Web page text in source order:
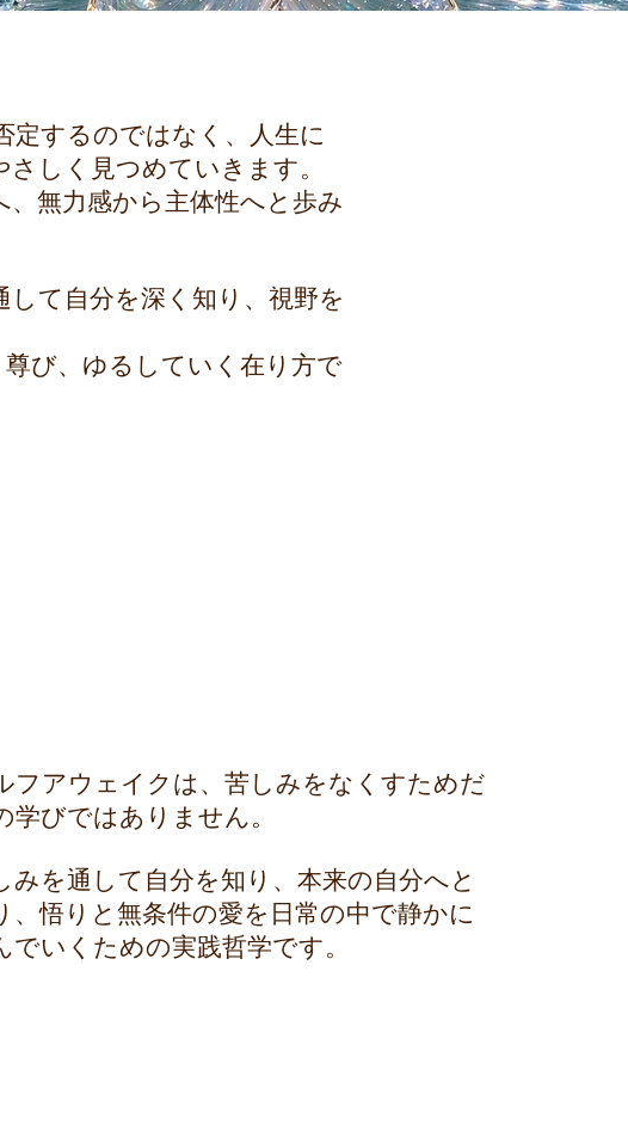
定するのではなく、人生に
しく見つめていきます。
無力感から主体性へと歩み
て自分を深く知り、視野を
び、ゆるしていく在り方で
フアウェイクは、苦しみをなくすためだ
学びではありません。
みを通して自分を知り、本来の自分へと
、悟りと無条件の愛を日常の中で静かに
でいくための実践哲学です。